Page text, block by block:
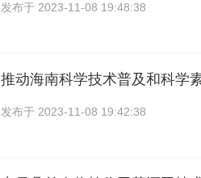
发布于 2023-11-08 19:48:38
推动海南科学技术普及和科学
发布于 2023-11-08 19:42:38